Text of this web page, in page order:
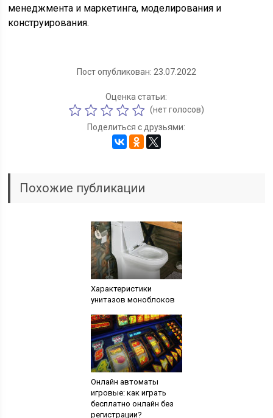
менеджмента и маркетинга, моделирования и
конструирования.
Пост опубликован: 23.07.2022
Оценка статьи:
(нет голосов)
Поделиться с друзьями:
Похожие публикации
Характеристики
унитазов моноблоков
Онлайн автоматы
игровые: как играть
бесплатно онлайн без
регистрации?